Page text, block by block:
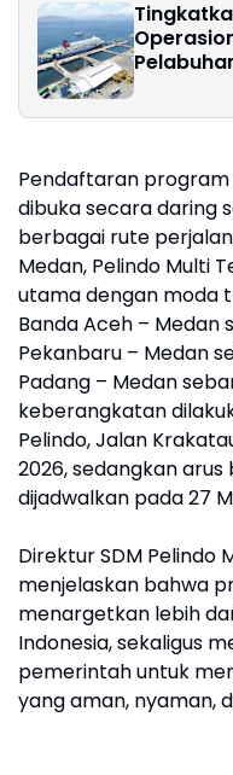
Pendaftaran program
dibuka secara daring
berbagai rute
Medan, Pelindo Multi
utama dengan moda
Banda Aceh – Medan
Pekanbaru – Medan
Padang – Medan
keberangkatan
Pelindo, Jalan
2026, sedangkan
dijadwalkan pada 27
Direktur SDM Pelindo
menjelaskan bahwa
menargetkan lebih
Indonesia, sekaligus
pemerintah untuk
yang aman, nyaman,